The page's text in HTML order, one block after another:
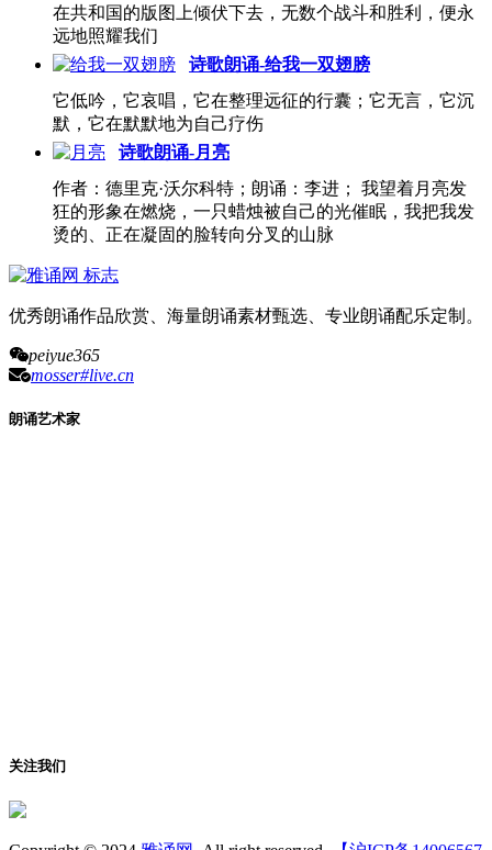
在共和国的版图上倾伏下去，无数个战斗和胜利，便永
远地照耀我们
诗歌朗诵-给我一双翅膀
它低吟，它哀唱，它在整理远征的行囊；它无言，它沉
默，它在默默地为自己疗伤
诗歌朗诵-月亮
作者：德里克·沃尔科特；朗诵：李进； 我望着月亮发
狂的形象在燃烧，一只蜡烛被自己的光催眠，我把我发
烫的、正在凝固的脸转向分叉的山脉
优秀朗诵作品欣赏、海量朗诵素材甄选、专业朗诵配乐定制。
peiyue365
mosser#live.cn
朗诵艺术家
关注我们